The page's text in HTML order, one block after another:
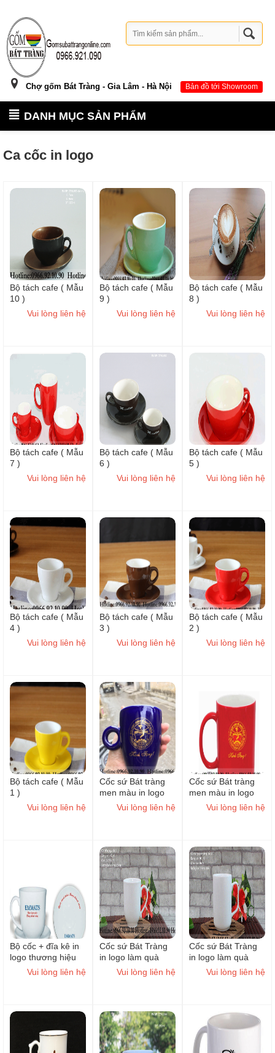
Chợ gốm Bát Tràng - Gia Lâm - Hà Nội Bản đồ tới Showroom
DANH MỤC SẢN PHẨM
Ca cốc in logo
Bộ tách cafe ( Mẫu
10 )
Vui lòng liên hệ
Bộ tách cafe ( Mẫu
9 )
Vui lòng liên hệ
Bộ tách cafe ( Mẫu
8 )
Vui lòng liên hệ
Bộ tách cafe ( Mẫu
7 )
Vui lòng liên hệ
Bộ tách cafe ( Mẫu
6 )
Vui lòng liên hệ
Bộ tách cafe ( Mẫu
5 )
Vui lòng liên hệ
Bộ tách cafe ( Mẫu
4 )
Vui lòng liên hệ
Bộ tách cafe ( Mẫu
3 )
Vui lòng liên hệ
Bộ tách cafe ( Mẫu
2 )
Vui lòng liên hệ
Bộ tách cafe ( Mẫu
1 )
Vui lòng liên hệ
Cốc sứ Bát tràng
men màu in logo
làm quà tặng (
Vui lòng liên hệ
Cốc sứ Bát tràng
men màu in logo
làm quà tặng (
Vui lòng liên hệ
Bộ cốc + đĩa kê in
logo thương hiệu
làm quà tặng
Vui lòng liên hệ
Cốc sứ Bát Tràng
in logo làm quà
tặng ( Mẫu 6 )
Vui lòng liên hệ
Cốc sứ Bát Tràng
in logo làm quà
tặng ( Mẫu 5 )
Vui lòng liên hệ